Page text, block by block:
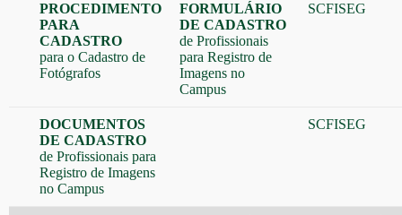
PROCEDIMENTO
PARA
CADASTRO
para o Cadastro de
Fotógrafos
FORMULÁRIO
DE CADASTRO
de Profissionais
para Registro de
Imagens no
Campus
SCFISEG
DOCUMENTOS
DE CADASTRO
de Profissionais para
Registro de Imagens
no Campus
SCFISEG